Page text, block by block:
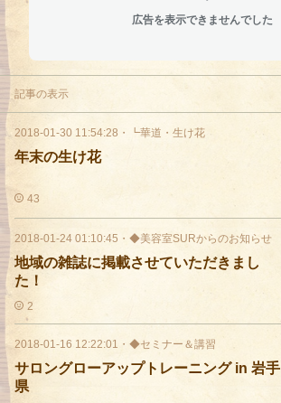
広告を表示できませんでした
記事の表示
2018-01-30 11:54:28 ・ ┗華道・生け花
年末の生け花
43
2018-01-24 01:10:45 ・ ◆美容室SURからのお知らせ
地域の雑誌に掲載させていただきまし
た！
2
2018-01-16 12:22:01 ・ ◆セミナー＆講習
サロングローアップトレーニング in 岩手
県